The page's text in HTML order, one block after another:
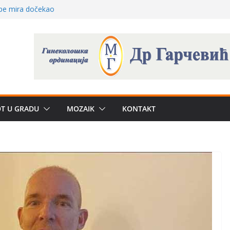
– električni
može li
projekat: Gde
Umesto
U GRADU MOZAIK KONTAKT